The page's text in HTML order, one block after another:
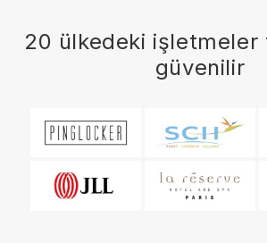
20 ülkedeki işletmeler
güvenilir